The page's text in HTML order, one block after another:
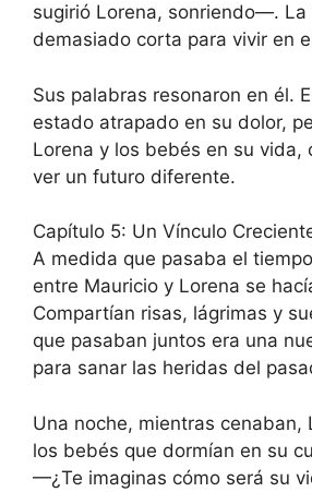
sugirió Lorena, sonriendo—. La
demasiado corta para vivir en
Sus palabras resonaron en él.
estado atrapado en su dolor,
Lorena y los bebés en su vida,
ver un futuro diferente.
Capítulo 5: Un Vínculo
A medida que pasaba el
entre Mauricio y Lorena se
Compartían risas, lágrimas y
que pasaban juntos era una
para sanar las heridas del
Una noche, mientras cenaban,
los bebés que dormían en su
—¿Te imaginas cómo será su